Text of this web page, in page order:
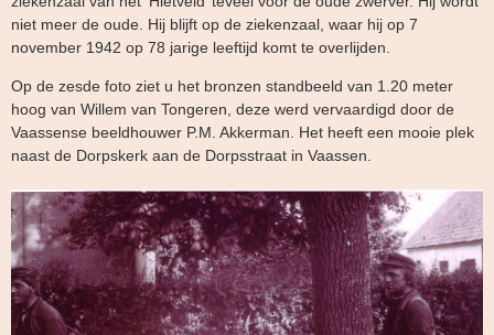
niet meer de oude. Hij blijft op de ziekenzaal, waar hij op 7
november 1942 op 78 jarige leeftijd komt te overlijden.
Op de zesde foto ziet u het bronzen standbeeld van 1.20 meter
hoog van Willem van Tongeren, deze werd vervaardigd door de
Vaassense beeldhouwer P.M. Akkerman. Het heeft een mooie plek
naast de Dorpskerk aan de Dorpsstraat in Vaassen.